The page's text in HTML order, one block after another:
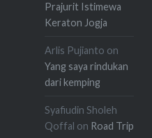
Prajurit Istimewa
Keraton Jogja
Arlis Pujianto on
Yang saya rindukan
dari kemping
Syafiudin Sholeh
Qoffal on Road Trip